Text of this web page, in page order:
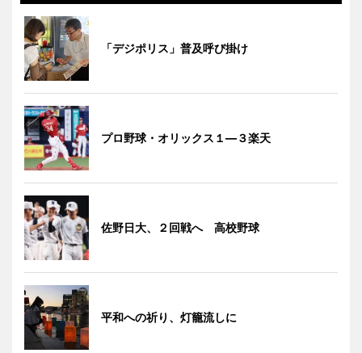
「デジポリス」普及呼び掛け
プロ野球・オリックス１―３楽天
佐野日大、２回戦へ 高校野球
平和への祈り、灯籠流しに